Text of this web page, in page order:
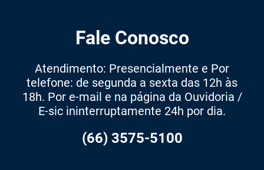
Fale Conosco
Atendimento: Presencialmente e Por
telefone: de segunda a sexta das 12h às
18h. Por e-mail e na página da Ouvidoria /
E-sic ininterruptamente 24h por dia.
(66) 3575-5100